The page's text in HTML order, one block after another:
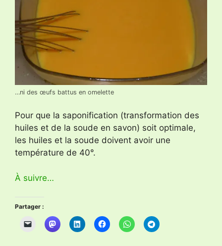
…ni des œufs battus en omelette
Pour que la saponification (transformation des
huiles et de la soude en savon) soit optimale,
les huiles et la soude doivent avoir une
température de 40°.
À suivre…
Partager :